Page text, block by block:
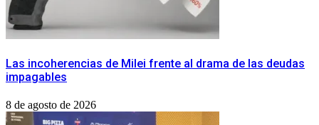
Las incoherencias de Milei frente al drama de las deudas
impagables
8 de agosto de 2026